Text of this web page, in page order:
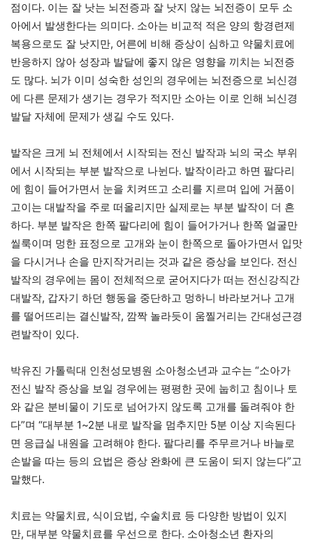
점이다. 이는 잘 낫는 뇌전증과 잘 낫지 않는 뇌전증이 모두 소
아에서 발생한다는 의미다. 소아는 비교적 적은 양의 항경련제
복용으로도 잘 낫지만, 어른에 비해 증상이 심하고 약물치료에
반응하지 않아 성장과 발달에 좋지 않은 영향을 끼치는 뇌전증
도 많다. 뇌가 이미 성숙한 성인의 경우에는 뇌전증으로 뇌신경
에 다른 문제가 생기는 경우가 적지만 소아는 이로 인해 뇌신경
발달 자체에 문제가 생길 수도 있다.
발작은 크게 뇌 전체에서 시작되는 전신 발작과 뇌의 국소 부위
에서 시작되는 부분 발작으로 나뉜다. 발작이라고 하면 팔다리
에 힘이 들어가면서 눈을 치켜뜨고 소리를 지르며 입에 거품이
고이는 대발작을 주로 떠올리지만 실제로는 부분 발작이 더 흔
하다. 부분 발작은 한쪽 팔다리에 힘이 들어가거나 한쪽 얼굴만
씰룩이며 멍한 표정으로 고개와 눈이 한쪽으로 돌아가면서 입맛
을 다시거나 손을 만지작거리는 것과 같은 증상을 보인다. 전신
발작의 경우에는 몸이 전체적으로 굳어지다가 떠는 전신강직간
대발작, 갑자기 하던 행동을 중단하고 멍하니 바라보거나 고개
를 떨어뜨리는 결신발작, 깜짝 놀라듯이 움찔거리는 간대성근경
련발작이 있다.
박유진 가톨릭대 인천성모병원 소아청소년과 교수는 “소아가
전신 발작 증상을 보일 경우에는 평평한 곳에 눕히고 침이나 토
와 같은 분비물이 기도로 넘어가지 않도록 고개를 돌려줘야 한
다”며 “대부분 1~2분 내로 발작을 멈추지만 5분 이상 지속된다
면 응급실 내원을 고려해야 한다. 팔다리를 주무르거나 바늘로
손발을 따는 등의 요법은 증상 완화에 큰 도움이 되지 않는다”고
말했다.
치료는 약물치료, 식이요법, 수술치료 등 다양한 방법이 있지
만, 대부분 약물치료를 우선으로 한다. 소아청소년 환자의